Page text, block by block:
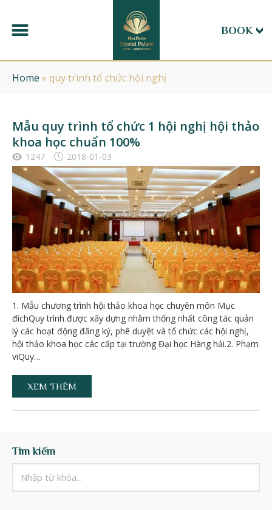
BOOK
Home » quy trình tổ chức hội nghị
Mẫu quy trình tổ chức 1 hội nghị hội thảo
khoa học chuẩn 100%
1247 2018-01-03
1. Mẫu chương trình hội thảo khoa học chuyên môn Mục
đíchQuy trình được xây dựng nhằm thống nhất công tác quản
lý các hoạt động đăng ký, phê duyệt và tổ chức các hội nghị,
hội thảo khoa học các cấp tại trường Đại học Hàng hải.2. Phạm
viQuy…
XEM THÊM
Tìm kiếm